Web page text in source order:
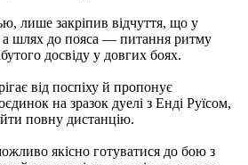
лише закріпив відчуття, що у
а шлях до пояса — питання ритму
досвіду у довгих боях.
від поспіху й пропонує
на зразок дуелі з Енді Руїсом,
повну дистанцію.
якісно готуватися до бою з